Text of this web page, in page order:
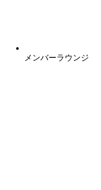
メンバーラウンジ